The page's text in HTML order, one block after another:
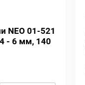
NEO 01-521
- 6 мм, 140